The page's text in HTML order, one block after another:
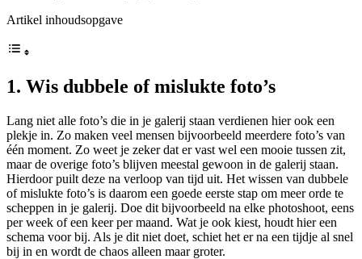
Artikel inhoudsopgave
1. Wis dubbele of mislukte foto’s
Lang niet alle foto’s die in je galerij staan verdienen hier ook een
plekje in. Zo maken veel mensen bijvoorbeeld meerdere foto’s van
één moment. Zo weet je zeker dat er vast wel een mooie tussen zit,
maar de overige foto’s blijven meestal gewoon in de galerij staan.
Hierdoor puilt deze na verloop van tijd uit. Het wissen van dubbele
of mislukte foto’s is daarom een goede eerste stap om meer orde te
scheppen in je galerij. Doe dit bijvoorbeeld na elke photoshoot, eens
per week of een keer per maand. Wat je ook kiest, houdt hier een
schema voor bij. Als je dit niet doet, schiet het er na een tijdje al snel
bij in en wordt de chaos alleen maar groter.